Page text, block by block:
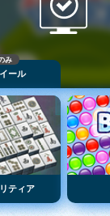
み
ール
ティア